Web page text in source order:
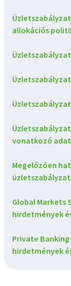
allokációs
vonatkozó
Megelőzően
Global Markets
hirdetmények
Private
hirdetmények